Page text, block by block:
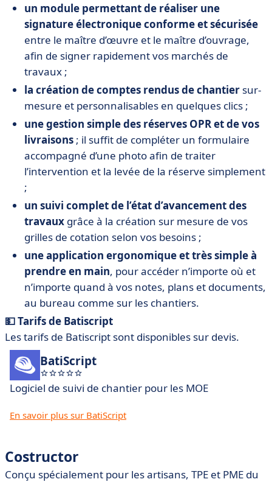
un module permettant de réaliser une
signature électronique conforme et sécurisée
entre le maître d’œuvre et le maître d’ouvrage,
afin de signer rapidement vos marchés de
travaux ;
la création de comptes rendus de chantier sur-
mesure et personnalisables en quelques clics ;
une gestion simple des réserves OPR et de vos
livraisons ; il suffit de compléter un formulaire
accompagné d’une photo afin de traiter
l’intervention et la levée de la réserve simplement
;
un suivi complet de l’état d’avancement des
travaux grâce à la création sur mesure de vos
grilles de cotation selon vos besoins ;
une application ergonomique et très simple à
prendre en main, pour accéder n’importe où et
n’importe quand à vos notes, plans et documents,
au bureau comme sur les chantiers.
💵 Tarifs de Batiscript
Les tarifs de Batiscript sont disponibles sur devis.
BatiScript
Logiciel de suivi de chantier pour les MOE
En savoir plus sur BatiScript
Costructor
Conçu spécialement pour les artisans, TPE et PME du